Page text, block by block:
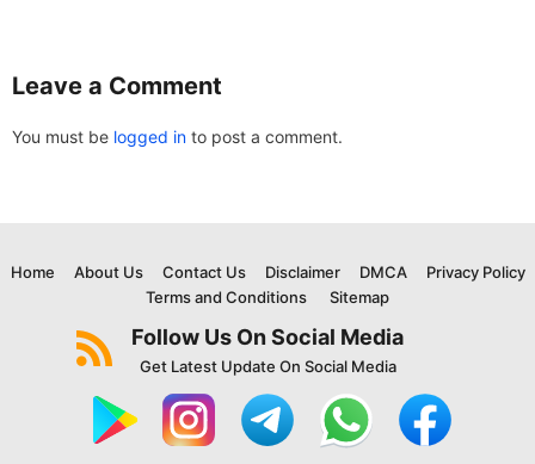
Leave a Comment
You must be logged in to post a comment.
Home About Us Contact Us Disclaimer DMCA
Privacy Policy
Terms and Conditions
Sitemap
Follow Us On Social Media
Get Latest Update On Social Media